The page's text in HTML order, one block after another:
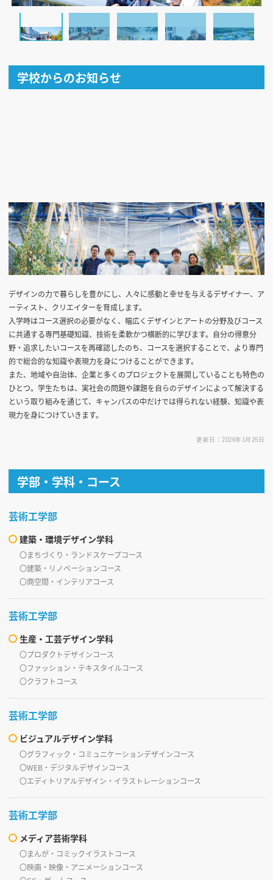
学校からのお知らせ
デザインの力で暮らしを豊かにし、人々に感動と幸せを与えるデザイナー、ア
ーティスト、クリエイターを育成します。
入学時はコース選択の必要がなく、幅広くデザインとアートの分野及びコース
に共通する専門基礎知識、技術を柔軟かつ横断的に学びます。自分の得意分
野・追求したいコースを再確認したのち、コースを選択することで、より専門
的で総合的な知識や表現力を身につけることができます。
また、地域や自治体、企業と多くのプロジェクトを展開していることも特色の
ひとつ。学生たちは、実社会の問題や課題を自らのデザインによって解決する
という取り組みを通じて、キャンパスの中だけでは得られない経験、知識や表
現力を身につけていきます。
更新日：2026年1月26日
学部・学科・コース
芸術工学部
建築・環境デザイン学科
〇まちづくり・ランドスケープコース
〇建築・リノベーションコース
〇商空間・インテリアコース
芸術工学部
生産・工芸デザイン学科
〇プロダクトデザインコース
〇ファッション・テキスタイルコース
〇クラフトコース
芸術工学部
ビジュアルデザイン学科
〇グラフィック・コミュニケーションデザインコース
〇WEB・デジタルデザインコース
〇エディトリアルデザイン・イラストレーションコース
芸術工学部
メディア芸術学科
〇まんが・コミックイラストコース
〇映画・映像・アニメーションコース